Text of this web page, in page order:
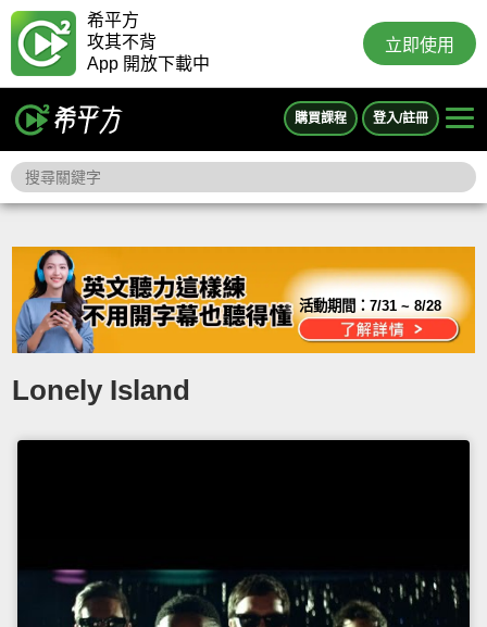
希平方
攻其不背
App 開放下載中
立即使用
購買課程 登入/註冊
活動期間：7/31 ~ 8/28
Lonely Island